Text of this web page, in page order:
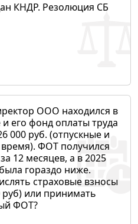
КНДР. Резолюция СБ
ООО находился в
его фонд оплаты труда
000 руб. (отпускные и
ФОТ получился
12 месяцев, а в 2025
гораздо ниже.
страховые взносы
или принимать
ФОТ?